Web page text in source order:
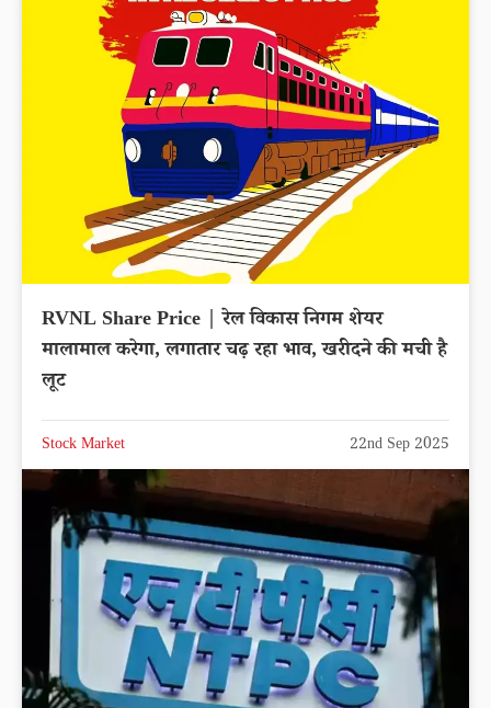
RVNL Share Price | रेल विकास निगम शेयर
मालामाल करेगा, लगातार चढ़ रहा भाव, खरीदने की मची है
लूट
Stock Market 22nd Sep 2025